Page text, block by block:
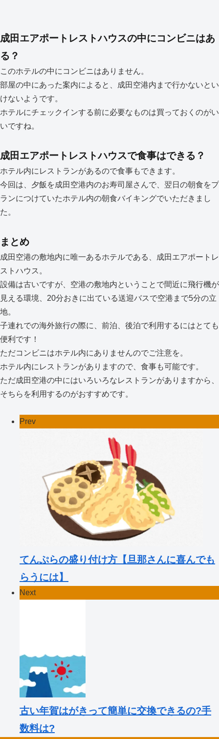
成田エアポートレストハウスの中にコンビニはあ
る？
このホテルの中にコンビニはありません。
部屋の中にあった案内によると、成田空港内まで行かないとい
けないようです。
ホテルにチェックインする前に必要なものは買っておくのがい
いですね。
成田エアポートレストハウスで食事はできる？
ホテル内にレストランがあるので食事もできます。
今回は、夕飯を成田空港内のお寿司屋さんで、翌日の朝食をプ
ランにつけていたホテル内の朝食バイキングでいただきまし
た。
まとめ
成田空港の敷地内に唯一あるホテルである、成田エアポートレ
ストハウス。
設備は古いですが、空港の敷地内ということで間近に飛行機が
見える環境、20分おきに出ている送迎バスで空港まで5分の立
地。
子連れでの海外旅行の際に、前泊、後泊で利用するにはとても
便利です！
ただコンビニはホテル内にありませんのでご注意を。
ホテル内にレストランがありますので、食事も可能です。
ただ成田空港の中にはいろいろなレストランがありますから、
そちらを利用するのがおすすめです。
Prev
てんぷらの盛り付け方【旦那さんに喜んでも
らうには】
Next
古い年賀はがきって簡単に交換できるの?手
数料は?